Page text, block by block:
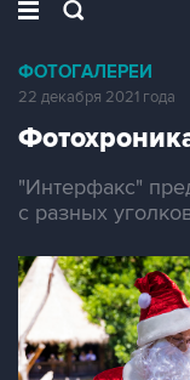
ФОТОГАЛЕРЕИ
22 декабря 2021 года
"Интерфакс"
с разных